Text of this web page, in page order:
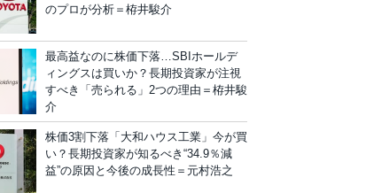
のプロが分析＝栫井駿介
最高益なのに株価下落…SBIホールデ
ィングスは買いか？長期投資家が注視
すべき「売られる」2つの理由＝栫井駿
介
株価3割下落「大和ハウス工業」今が買
い？長期投資家が知るべき“34.9％減
益”の原因と今後の成長性＝元村浩之